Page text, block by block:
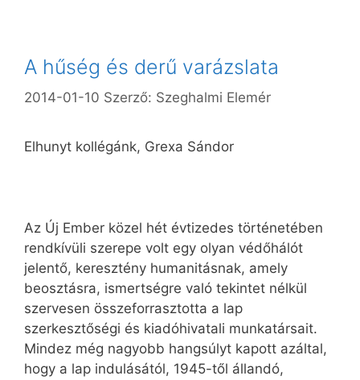
A hűség és derű varázslata
2014-01-10 Szerző: Szeghalmi Elemér
Elhunyt kollégánk, Grexa Sándor
Az Új Ember közel hét évtizedes történetében
rendkívüli szerepe volt egy olyan védőhálót
jelentő, keresztény humanitásnak, amely
beosztásra, ismertségre való tekintet nélkül
szervesen összeforrasztotta a lap
szerkesztőségi és kiadóhivatali munkatársait.
Mindez még nagyobb hangsúlyt kapott azáltal,
hogy a lap indulásától, 1945-től állandó,